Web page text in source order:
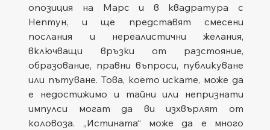
опозиция на Марс и в квадратура с
Нептун, и ще представят смесени
послания и нереалистични желания,
включващи връзки от разстояние,
образование, правни въпроси, публикуване
или пътуване. Това, което искате, може да
е недостижимо и тайни или непризнати
импулси могат да ви изхвърлят от
коловоза. „Истината“ може да е много